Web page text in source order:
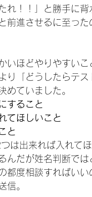
れ！！」と勝手に背
前進させるに至った
いほどやりやすいこ
り「どうしたらテス
めていました。
すること
てほしいこと
と
は出来れば入れて
んだが姓名判断では
都度相談すればいい
信。